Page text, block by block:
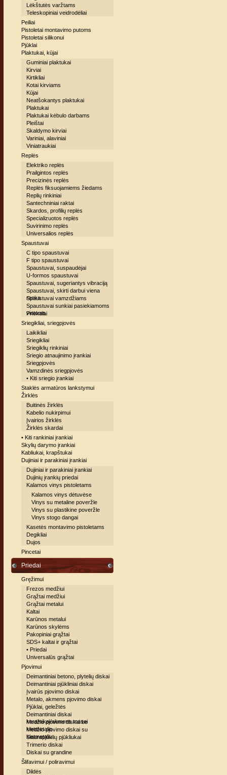
Lėkštutės varžtams
Teleskopiniai veidrodėliai
Peiliai
Pistoletai montavimo putoms
Pistoletai silikonui
Pjūklai
Plaktukai, kūjai
Guminiai plaktukai
Kirviai
Kirtikliai
Kotai kirviams
Kūjai
Neatšokantys plaktukai
Plaktukai
Plaktukai kėbulo darbams
Pleištai
Skaldymo kirviai
Variniai, alaviniai
Viniatraukiai
Replės
Elektriko replės
Prailgintos replės
Precizinės replės
Replės fiksuojamiems žiedams
Replių rinkiniai
Santechniniai raktai
Skardos, profilių replės
Specializuotos replės
Suvirinimo replės
Universalios replės
Spaustuvai
C tipo spaustuvai
F tipo spaustuvai
Spaustuvai, suspaudėjai
U-formos spaustuvai
Spaustuvai, sugeriantys vibraciją
Spaustuvai, skirti darbui viena
ranka
Spaustuvai vamzdžiams
Spaustuvai sunkiai pasiekiamoms
vietoms
Priekalai
Sriegikliai, sriegpjovės
Laikikliai
Sriegikliai
Sriegiklių rinkiniai
Sriegio atnaujinimo įrankiai
Sriegpjovės
Vamzdinės sriegpjovės
• Kiti sriegio įrankiai
Staklės armatūros lankstymui
Žirklės
Buitinės žirklės
Kabelio nukirpimui
Įvairios žirklės
Žirklės skardai
• Kiti rankiniai įrankiai
Skylių darymo įrankiai
Kabliukai, krapštukai
Dujiniai ir parakiniai įrankiai
Dujiniai ir parakiniai įrankiai
Dujinių įrankių priedai
Kalamos vinys pistoletams
Kalamos vinys dėtuvėse
Vinys su metaline poveržle
Vinys su plastikine poveržle
Vinys stogo dangai
Kasetės montavimo pistoletams
Degikliai
Dujos
Pincetai
Priedai
Gręžimui
Frezos medžiui
Grąžtai medžiui
Grąžtai metalui
Kaltai
Karūnos metalui
Karūnos skylėms
Pakopiniai grąžtai
SDS+ kaltai ir grąžtai
• Priedai
Universalūs grąžtai
Pjovimui
Deimantiniai betono, plytelių diskai
Deimantiniai pjūkliniai diskai
Įvairūs pjovimo diskai
Metalo, akmens pjovimo diskai
Pjūklai, geležtės
Deimantiniai diskai
keramikai/akmens masei
Medžio pjovimo diskai be
kietmetalio
Medžio pjovimo diskai su
kietmetaliu
Siaurapjūklių pjūkliukai
Trimerio diskai
Diskai su grandine
Šlifavimui / poliravimui
Dildės